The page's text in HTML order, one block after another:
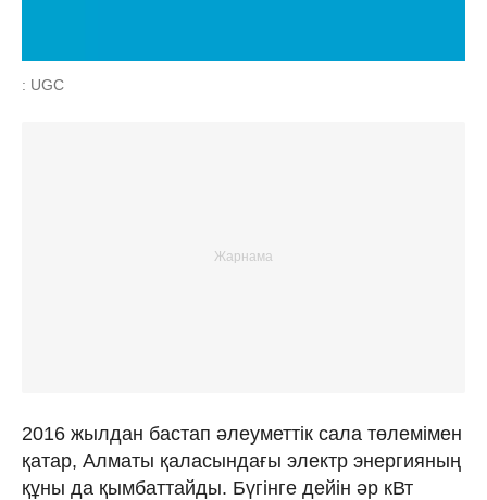
: UGC
2016 жылдан бастап әлеуметтік сала төлемімен
қатар, Алматы қаласындағы электр энергияның
құны да қымбаттайды. Бүгінге дейін әр кВт